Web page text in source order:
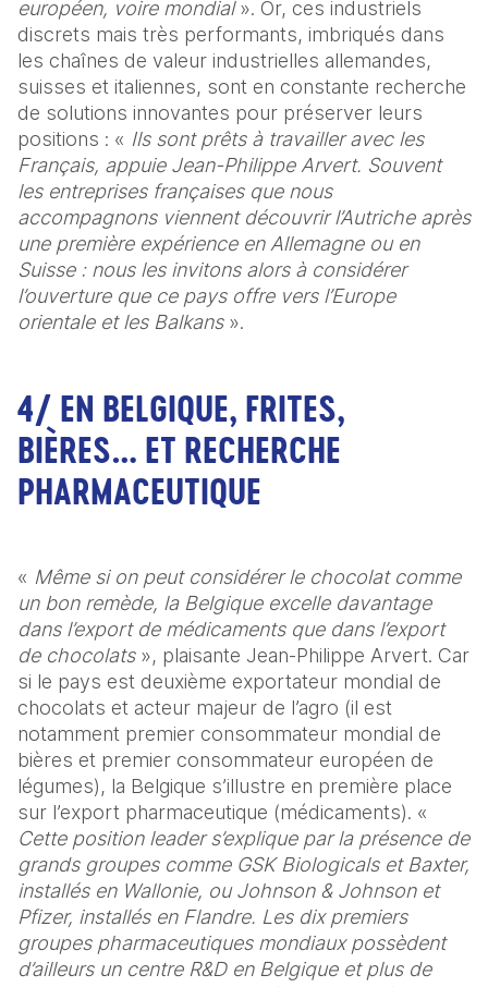
européen, voire mondial ». Or, ces industriels
discrets mais très performants, imbriqués dans
les chaînes de valeur industrielles allemandes,
suisses et italiennes, sont en constante recherche
de solutions innovantes pour préserver leurs
positions : « Ils sont prêts à travailler avec les
Français, appuie Jean-Philippe Arvert. Souvent
les entreprises françaises que nous
accompagnons viennent découvrir l’Autriche après
une première expérience en Allemagne ou en
Suisse : nous les invitons alors à considérer
l’ouverture que ce pays offre vers l’Europe
orientale et les Balkans ».
4/ EN BELGIQUE, FRITES,
BIÈRES… ET RECHERCHE
PHARMACEUTIQUE
« Même si on peut considérer le chocolat comme
un bon remède, la Belgique excelle davantage
dans l’export de médicaments que dans l’export
de chocolats », plaisante Jean-Philippe Arvert. Car
si le pays est deuxième exportateur mondial de
chocolats et acteur majeur de l’agro (il est
notamment premier consommateur mondial de
bières et premier consommateur européen de
légumes), la Belgique s’illustre en première place
Cette position leader s’explique par la présence de
grands groupes comme GSK Biologicals et Baxter,
installés en Wallonie, ou Johnson & Johnson et
Pfizer, installés en Flandre. Les dix premiers
groupes pharmaceutiques mondiaux possèdent
d’ailleurs un centre R&D en Belgique et plus de